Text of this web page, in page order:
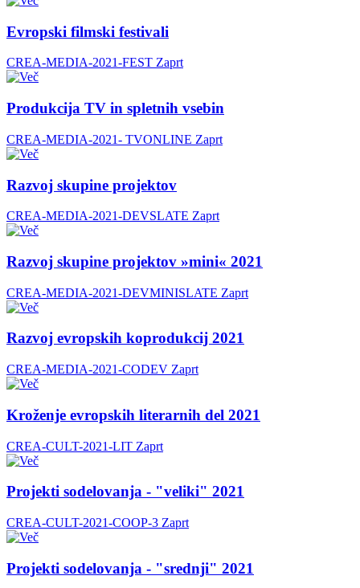
Evropski filmski festivali
CREA-MEDIA-2021-FEST Zaprt
Produkcija TV in spletnih vsebin
CREA-MEDIA-2021- TVONLINE Zaprt
Razvoj skupine projektov
CREA-MEDIA-2021-DEVSLATE Zaprt
Razvoj skupine projektov »mini« 2021
CREA-MEDIA-2021-DEVMINISLATE Zaprt
Razvoj evropskih koprodukcij 2021
CREA-MEDIA-2021-CODEV Zaprt
Kroženje evropskih literarnih del 2021
CREA-CULT-2021-LIT Zaprt
Projekti sodelovanja - "veliki" 2021
CREA-CULT-2021-COOP-3 Zaprt
Projekti sodelovanja - "srednji" 2021